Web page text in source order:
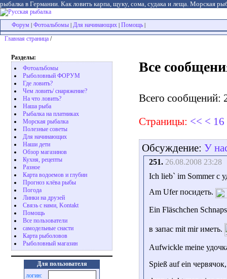
рыбалка в Германии. Как ловить карпа, щуку, сома, судака и леща. Морская
Форум Фотоальбомы Для начинающих Помощь
Главная страница /
Разделы:
Фотоальбомы
Рыболовный ФОРУМ
Где ловить?
Чем ловить/ снаряжение?
На что ловить?
Наша рыба
Рыбалка на платниках
Морская рыбалка
Полезные советы
Для начинающих
Наши дети
Обзор магазинов
Кухня, рецепты
Разное
Карта водоемов и глубин
Прогноз клёва рыбы
Погода
Линки на друзей
Связь с нами, Kontakt
Помощь
Все пользователи
самодельные снасти
Карта рыболовов
Рыболовный магазин
Для пользователя
логин:
Все
Всего сообщений:
Страницы: << < 16
Обсуждение: У
251. 26.08.2008 23:28
Ich lieb` im Sommer с
Am Ufer посидеть.
Ein Fläschchen
в запас mit mir иметь.
Аufwickle meine
Spieß auf ein червячок,